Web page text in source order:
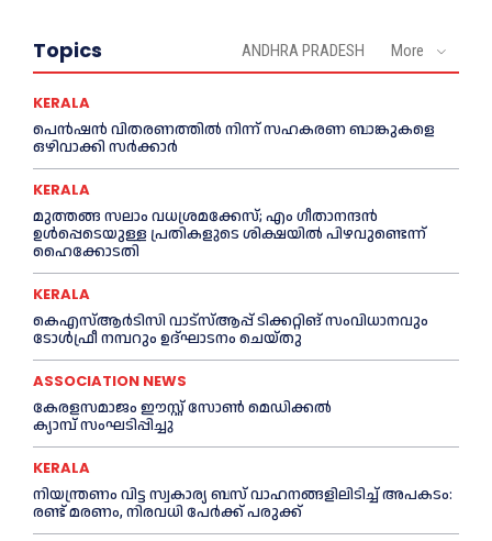
Topics ANDHRA PRADESH More
KERALA
പെൻഷൻ വിതരണത്തില്‍ നിന്ന് സഹകരണ ബാങ്കുകളെ
ഒഴിവാക്കി സര്‍ക്കാര്‍
KERALA
മുത്തങ്ങ സലാം വധശ്രമക്കേസ്; എം ഗീതാനന്ദൻ
ഉള്‍പ്പെടെയുള്ള പ്രതികളുടെ ശിക്ഷയില്‍ പിഴവുണ്ടെന്ന്
ഹൈക്കോടതി
KERALA
കെഎസ്‌ആര്‍ടിസി വാട്‌സ്‌ആപ്പ് ടിക്കറ്റിങ് സംവിധാനവും
ടോള്‍ഫ്രീ നമ്പറും ഉദ്ഘാടനം ചെയ്തു
ASSOCIATION NEWS
കേരളസമാജം ഈസ്റ്റ് സോണ്‍ മെഡിക്കൽ
ക്യാമ്പ് സംഘടിപ്പിച്ചു
KERALA
നിയന്ത്രണം വിട്ട സ്വകാര്യ ബസ് വാഹനങ്ങളിലിടിച്ച്‌ അപകടം:
രണ്ട് മരണം, നിരവധി പേർക്ക് പരുക്ക്